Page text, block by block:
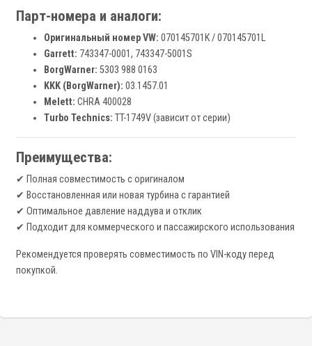
Парт-номера и аналоги:
Оригинальный номер VW: 070145701K / 070145701L
Garrett: 743347-0001, 743347-5001S
BorgWarner: 5303 988 0163
KKK (BorgWarner): 03.1457.01
Melett: CHRA 400028
Turbo Technics: TT-1749V (зависит от серии)
Преимущества:
✔ Полная совместимость с оригиналом
✔ Восстановленная или новая турбина с гарантией
✔ Оптимальное давление наддува и отклик
✔ Подходит для коммерческого и пассажирского использования
Рекомендуется проверять совместимость по VIN-коду перед
покупкой.